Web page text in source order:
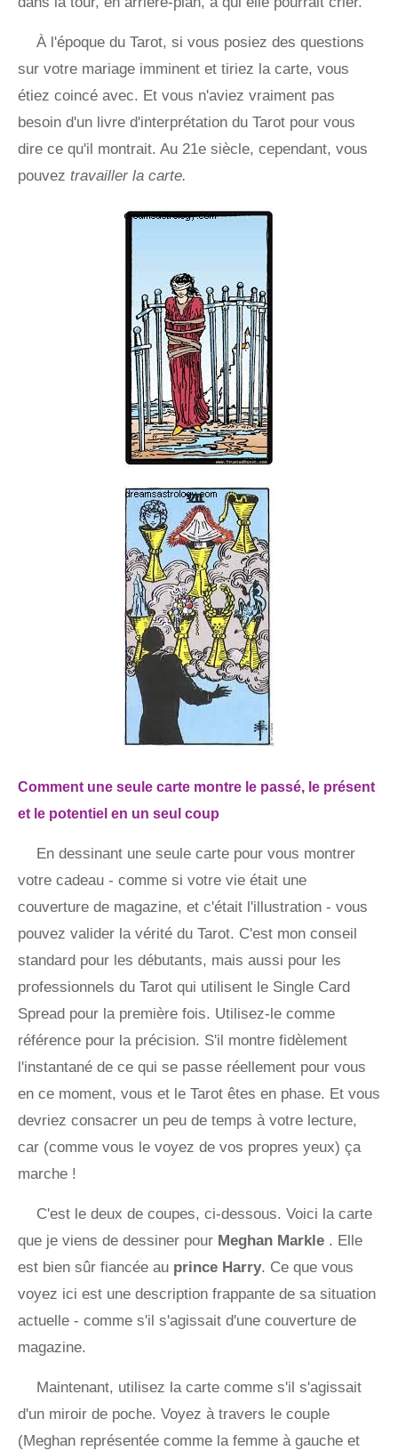
À l'époque du Tarot, si vous posiez des questions
sur votre mariage imminent et tiriez la carte, vous
étiez coincé avec. Et vous n'aviez vraiment pas
besoin d'un livre d'interprétation du Tarot pour vous
dire ce qu'il montrait. Au 21e siècle, cependant, vous
pouvez travailler la carte.
Comment une seule carte montre le passé, le présent
et le potentiel en un seul coup
En dessinant une seule carte pour vous montrer
votre cadeau - comme si votre vie était une
couverture de magazine, et c'était l'illustration - vous
pouvez valider la vérité du Tarot. C'est mon conseil
standard pour les débutants, mais aussi pour les
professionnels du Tarot qui utilisent le Single Card
Spread pour la première fois. Utilisez-le comme
référence pour la précision. S'il montre fidèlement
l'instantané de ce qui se passe réellement pour vous
en ce moment, vous et le Tarot êtes en phase. Et vous
devriez consacrer un peu de temps à votre lecture,
car (comme vous le voyez de vos propres yeux) ça
marche !
C'est le deux de coupes, ci-dessous. Voici la carte
que je viens de dessiner pour Meghan Markle . Elle
est bien sûr fiancée au prince Harry. Ce que vous
voyez ici est une description frappante de sa situation
actuelle - comme s'il s'agissait d'une couverture de
magazine.
Maintenant, utilisez la carte comme s'il s'agissait
d'un miroir de poche. Voyez à travers le couple
(Meghan représentée comme la femme à gauche et